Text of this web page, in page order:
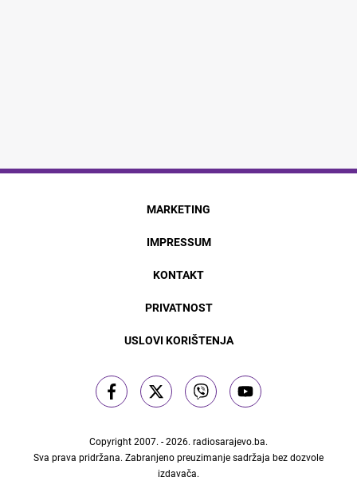
MARKETING
IMPRESSUM
KONTAKT
PRIVATNOST
USLOVI KORIŠTENJA
Copyright 2007. - 2026. radiosarajevo.ba.
Sva prava pridržana. Zabranjeno preuzimanje sadržaja bez dozvole
izdavača.